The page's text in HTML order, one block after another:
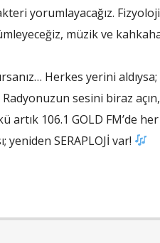
yorumlayacağız.
müzik ve
Herkes yerini
Radyonuzun sesini biraz
artık 106.1 GOLD FM’de
yeniden SERAPLOJİ var!